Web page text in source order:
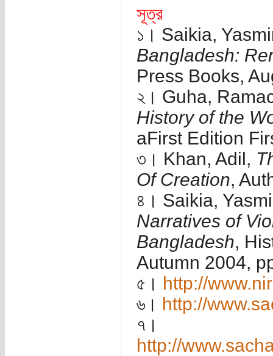
সূত্র
১। Saikia,
Bangladesh:
Press Books,
২। Guha,
History of the
aFirst Edition
৩। Khan, Adil,
Of Creation,
৪। Saikia,
Narratives of
Bangladesh,
Autumn 2004,
৫। http://
৬। http://
৭।
http://